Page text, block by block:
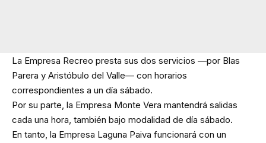
La Empresa Recreo presta sus dos servicios —por Blas
Parera y Aristóbulo del Valle— con horarios
correspondientes a un día sábado.
Por su parte, la Empresa Monte Vera mantendrá salidas
cada una hora, también bajo modalidad de día sábado.
En tanto, la Empresa Laguna Paiva funcionará con un